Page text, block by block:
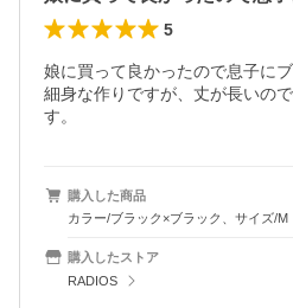
5
娘に買って良かったので息子に
細身な作りですが、丈が長いの
す。
購入した商品
カラー/ブラック×ブラック、サイズ/M
購入したストア
RADIOS